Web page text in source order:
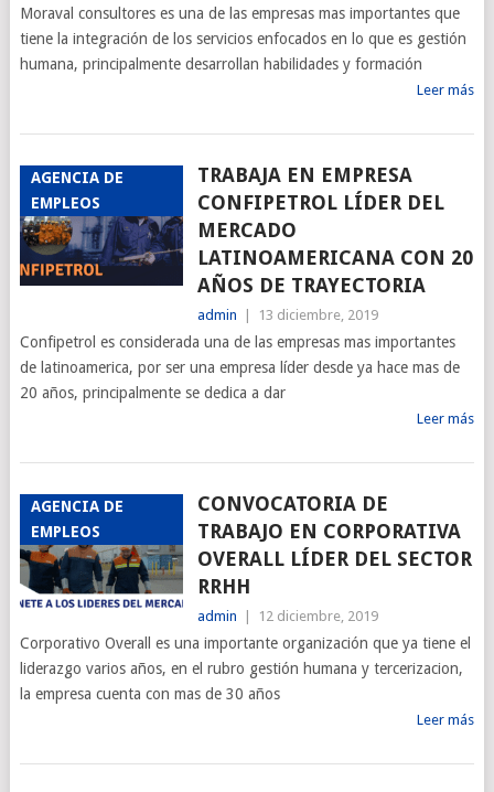
Moraval consultores es una de las empresas mas importantes que
tiene la integración de los servicios enfocados en lo que es gestión
humana, principalmente desarrollan habilidades y formación
Leer más
AGENCIA DE
EMPLEOS
TRABAJA EN EMPRESA
CONFIPETROL LÍDER DEL
MERCADO
LATINOAMERICANA CON 20
AÑOS DE TRAYECTORIA
admin 13 diciembre, 2019
Confipetrol es considerada una de las empresas mas importantes
de latinoamerica, por ser una empresa líder desde ya hace mas de
20 años, principalmente se dedica a dar
Leer más
AGENCIA DE
EMPLEOS
CONVOCATORIA DE
TRABAJO EN CORPORATIVA
OVERALL LÍDER DEL SECTOR
RRHH
admin 12 diciembre, 2019
Corporativo Overall es una importante organización que ya tiene el
liderazgo varios años, en el rubro gestión humana y tercerizacion,
la empresa cuenta con mas de 30 años
Leer más